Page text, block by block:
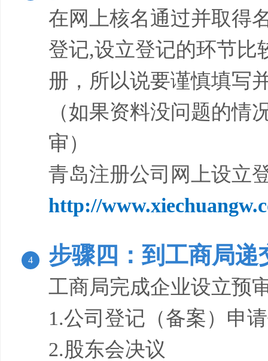
在网上核名通过并取得
登记,设立登记的环节比
册，所以说要谨慎填写
（如果资料没问题的情
审）
青岛注册公司网上设立
http://
4 步骤四：到工商局
工商局完成企业设立预
1.公司登记（备案）申
2.股东会决议